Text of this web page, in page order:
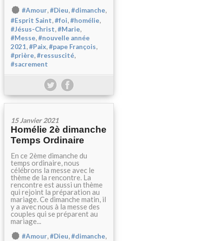
#Amour,#Dieu,#dimanche,
#Esprit Saint,#foi,#homélie,
#Jésus-Christ,#Marie,
#Messe,#nouvelle année
2021,#Paix,#pape François,
#prière,#ressuscité,
#sacrement
15 Janvier 2021
Homélie 2è dimanche
Temps Ordinaire
En ce 2ème dimanche du
temps ordinaire, nous
célébrons la messe avec le
thème de la rencontre. La
rencontre est aussi un thème
qui rejoint la préparation au
mariage. Ce dimanche matin, il
y a avec nous à la messe des
couples qui se préparent au
mariage...
#Amour,#Dieu,#dimanche,